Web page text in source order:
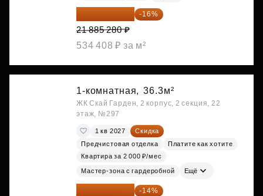
18 383 635 ₽ -16%
21 885 280 ₽
534 408 ₽ за м²
1-комнатная, 36.3м²
ЖК Скай Гарден, 2 корпус, 2 секция, 22
этаж, №297
1 кв 2027
Скидка
Предчистовая отделка
Платите как хотите
Квартира за 2 000 ₽/мес
Мастер-зона с гардеробной Ещё
18 559 101 ₽ -14%